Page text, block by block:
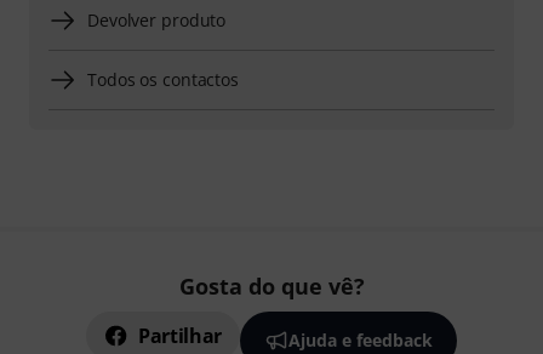
Devolver produto
Todos os contactos
Gosta do que vê?
Partilhar Ajuda e feedback